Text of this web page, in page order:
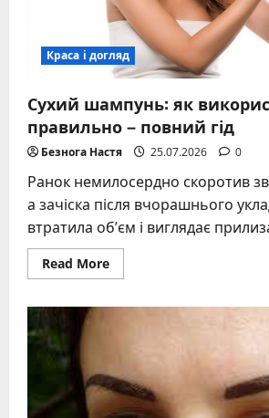
Краса і догляд
Сухий шампунь: як
правильно – повний гід
Безнога Настя 25.07.2026 0
Ранок немилосердно скоротив
а зачіска після вчорашнього
втратила об’єм і виглядає
Read MoreRead
more
повний
гід